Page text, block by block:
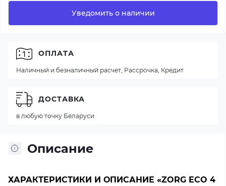
Уведомить о наличии
Описание
ХАРАКТЕРИСТИКИ И ОПИСАНИЕ «ZORG ECO 4
ОПЛАТА
Наличный и безналичный расчет, Рассрочка, Кредит
ДОСТАВКА
в любую точку Беларуси